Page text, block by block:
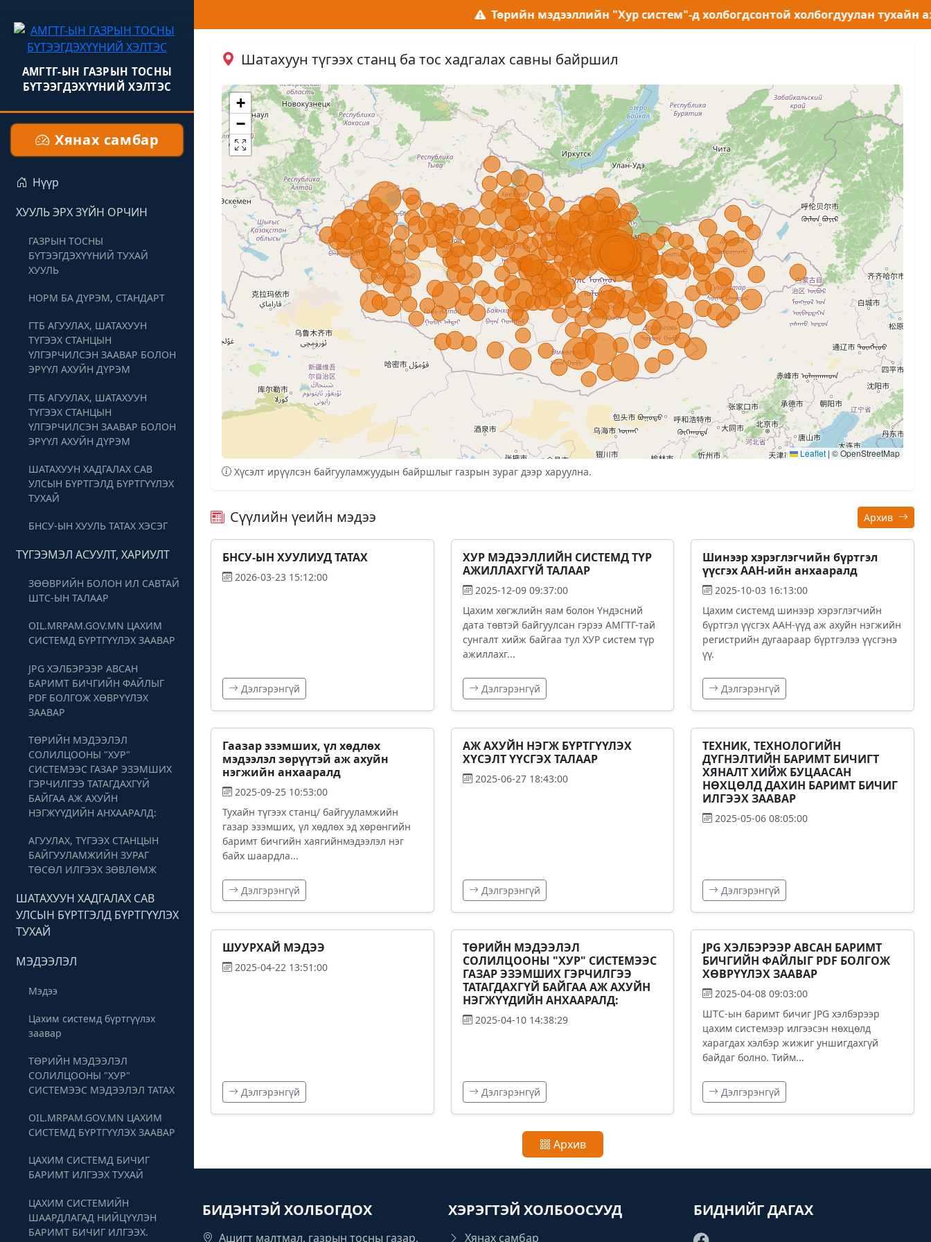
АМГТГ-ЫН ГАЗРЫН ТОСНЫ
БҮТЭЭГДЭХҮҮНИЙ ХЭЛТЭС
Хянах самбар
Нүүр
ХУУЛЬ ЭРХ ЗҮЙН ОРЧИН
ГАЗРЫН ТОСНЫ
БҮТЭЭГДЭХҮҮНИЙ ТУХАЙ
ХУУЛЬ
НОРМ БА ДҮРЭМ, СТАНДАРТ
ГТБ АГУУЛАХ, ШАТАХУУН
ТҮГЭЭХ СТАНЦЫН
ҮЛГЭРЧИЛСЭН ЗААВАР БОЛОН
ЭРҮҮЛ АХУЙН ДҮРЭМ
ГТБ АГУУЛАХ, ШАТАХУУН
ТҮГЭЭХ СТАНЦЫН
ҮЛГЭРЧИЛСЭН ЗААВАР БОЛОН
ЭРҮҮЛ АХУЙН ДҮРЭМ
ШАТАХУУН ХАДГАЛАХ САВ
УЛСЫН БҮРТГЭЛД БҮРТГҮҮЛЭХ
ТУХАЙ
БНСУ-ЫН ХУУЛЬ ТАТАХ ХЭСЭГ
ТҮГЭЭМЭЛ АСУУЛТ, ХАРИУЛТ
ЗӨӨВРИЙН БОЛОН ИЛ САВТАЙ
ШТС-ЫН ТАЛААР
OIL.MRPAM.GOV.MN ЦАХИМ
СИСТЕМД БҮРТГҮҮЛЭХ ЗААВАР
JPG ХЭЛБЭРЭЭР АВСАН
БАРИМТ БИЧГИЙН ФАЙЛЫГ
PDF БОЛГОЖ ХӨВРҮҮЛЭХ
ЗААВАР
ТӨРИЙН МЭДЭЭЛЭЛ
СОЛИЛЦООНЫ "ХУР"
СИСТЕМЭЭС ГАЗАР ЭЗЭМШИХ
ГЭРЧИЛГЭЭ ТАТАГДАХГҮЙ
БАЙГАА АЖ АХУЙН
НЭГЖҮҮДИЙН АНХААРАЛД:
АГУУЛАХ, ТҮГЭЭХ СТАНЦЫН
БАЙГУУЛАМЖИЙН ЗУРАГ
ТӨСӨЛ ИЛГЭЭХ ЗӨВЛӨМЖ
ШАТАХУУН ХАДГАЛАХ САВ
УЛСЫН БҮРТГЭЛД БҮРТГҮҮЛЭХ
ТУХАЙ
МЭДЭЭЛЭЛ
Мэдээ
Цахим системд бүртгүүлэх
заавар
ТӨРИЙН МЭДЭЭЛЭЛ
СОЛИЛЦООНЫ "ХУР"
СИСТЕМЭЭС МЭДЭЭЛЭЛ ТАТАХ
OIL.MRPAM.GOV.MN ЦАХИМ
СИСТЕМД БҮРТГҮҮЛЭХ ЗААВАР
ЦАХИМ СИСТЕМД БИЧИГ
БАРИМТ ИЛГЭЭХ ТУХАЙ
ЦАХИМ СИСТЕМИЙН
ШААРДЛАГАД НИЙЦҮҮЛЭН
БАРИМТ БИЧИГ ИЛГЭЭХ.
Төрийн мэдээллийн "Хур систем"-д холбогдсонтой холбогдуулан тухайн аж
Шатахуун түгээх станц ба тос хадгалах савны байршил
+
−
Leaflet | © OpenStreetMap
Хүсэлт ирүүлсэн байгууламжуудын байршлыг газрын зураг дээр харуулна.
Сүүлийн үеийн мэдээ Архив
БНСУ-ЫН ХУУЛИУД ТАТАХ
2026-03-23 15:12:00
Дэлгэрэнгүй
ХУР МЭДЭЭЛЛИЙН СИСТЕМД ТҮР
АЖИЛЛАХГҮЙ ТАЛААР
2025-12-09 09:37:00
Цахим хөгжлийн яам болон Үндэсний
дата төвтэй байгуулсан гэрээ АМГТГ-тай
сунгалт хийж байгаа тул ХУР систем түр
ажиллахг...
Дэлгэрэнгүй
Шинээр хэрэглэгчийн бүртгэл
үүсгэх ААН-ийн анхааралд
2025-10-03 16:13:00
Цахим системд шинээр хэрэглэгчийн
бүртгэл үүсгэх ААН-үүд аж ахуйн нэгжийн
регистрийн дугаараар бүртгэлээ үүсгэнэ
үү.
Дэлгэрэнгүй
Гаазар эзэмших, үл хөдлөх
мэдээлэл зөрүүтэй аж ахуйн
нэгжийн анхааралд
2025-09-25 10:53:00
Тухайн түгээх станц/ байгууламжийн
газар эзэмших, үл хөдлөх эд хөрөнгийн
баримт бичгийн хаягийнмэдээлэл нэг
байх шаардла...
Дэлгэрэнгүй
АЖ АХУЙН НЭГЖ БҮРТГҮҮЛЭХ
ХҮСЭЛТ ҮҮСГЭХ ТАЛААР
2025-06-27 18:43:00
Дэлгэрэнгүй
ТЕХНИК, ТЕХНОЛОГИЙН
ДҮГНЭЛТИЙН БАРИМТ БИЧИГТ
ХЯНАЛТ ХИЙЖ БУЦААСАН
НӨХЦӨЛД ДАХИН БАРИМТ БИЧИГ
ИЛГЭЭХ ЗААВАР
2025-05-06 08:05:00
Дэлгэрэнгүй
ШУУРХАЙ МЭДЭЭ
2025-04-22 13:51:00
Дэлгэрэнгүй
ТӨРИЙН МЭДЭЭЛЭЛ
СОЛИЛЦООНЫ "ХУР" СИСТЕМЭЭС
ГАЗАР ЭЗЭМШИХ ГЭРЧИЛГЭЭ
ТАТАГДАХГҮЙ БАЙГАА АЖ АХУЙН
НЭГЖҮҮДИЙН АНХААРАЛД:
2025-04-10 14:38:29
Дэлгэрэнгүй
JPG ХЭЛБЭРЭЭР АВСАН БАРИМТ
БИЧГИЙН ФАЙЛЫГ PDF БОЛГОЖ
ХӨВРҮҮЛЭХ ЗААВАР
2025-04-08 09:03:00
ШТС-ын баримт бичиг JPG хэлбэрээр
цахим системээр илгээсэн нөхцөлд
харагдах хэлбэр жижиг уншигдахгүй
байдаг болно. Тийм...
Дэлгэрэнгүй
Архив
БИДЭНТЭЙ ХОЛБОГДОХ
Ашигт малтмал, газрын тосны газар,
ХЭРЭГТЭЙ ХОЛБООСУУД
Хянах самбар
БИДНИЙГ ДАГАХ